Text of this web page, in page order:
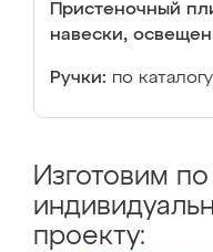
Пристеночный
навески,
Ручки: по каталогу
Изготовим по
проекту: